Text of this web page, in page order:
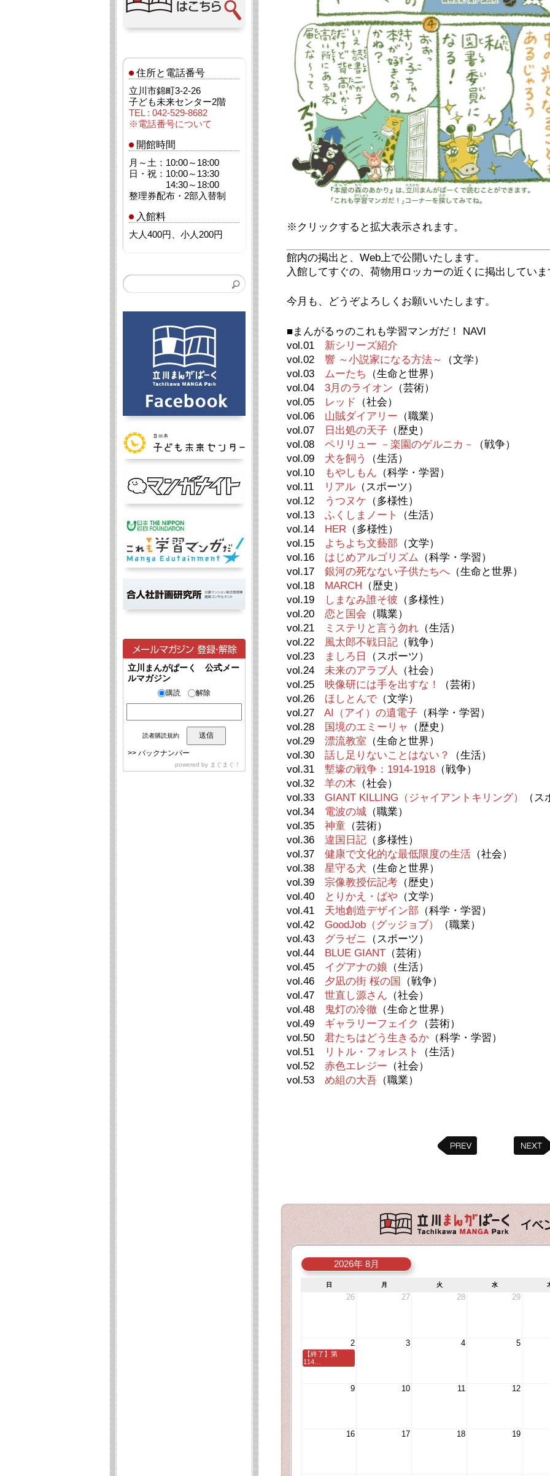
※クリックすると拡大表示されます。
館内の掲出と、Web上で公開いたします。
入館してすぐの、荷物用ロッカーの近くに掲出してい
今月も、どうぞよろしくお願いいたします。
■まんがるゥのこれも学習マンガだ！ NAVI
vol.01 新シリーズ紹介
vol.02 響 ～小説家になる方法～
（文学）
vol.03
ムーたち
（生命と世界）
vol.04 3月のライオン （芸術）
vol.05
レッド
（社会）
vol.06 山賊ダイアリー （職業）
vol.07
日出処の天子 （歴史）
vol.08 ペリリュー －楽園のゲルニカ－
（戦争）
vol.09 犬を飼う
（生活）
vol.10
もやしもん （科学・学習）
vol.11
リアル （スポーツ）
vol.12
うつヌケ （多様性）
vol.13 ふくしまノート
（生活）
vol.14 HER （多様性）
vol.15
よちよち文藝部 （文学）
vol.16 はじめアルゴリズム
（科学・学習）
vol.17 銀河の死なない子供たちへ （生命と世界）
vol.18 MARCH （歴史）
vol.19
しまなみ誰そ彼 （多様性）
vol.20 恋と国会 （職業）
vol.21
ミステリと言う勿れ （生活）
vol.22
風太郎不戦日記 （戦争）
vol.23
ましろ日
（スポーツ）
vol.24 未来のアラブ人
（社会）
vol.25 映像研には手を出すな！
（芸術）
vol.26 ほしとんで （文学）
vol.27 AI（アイ）の遺電子 （科学・学習）
vol.28
国境のエミーリャ
（歴史）
vol.29 漂流教室 （生命と世界）
vol.30 話し足りないことはない？
（生活）
vol.31 塹壕の戦争：1914-1918 （戦争）
vol.32 羊の木 （社会）
vol.33 GIANT KILLING（ジャイアントキリング）
（
vol.34 電波の城 （職業）
vol.35 神童 （芸術）
vol.36 違国日記 （多様性）
vol.37 健康で文化的な最低限度の生活 （社会）
vol.38 星守る犬 （生命と世界）
vol.39 宗像教授伝記考 （歴史）
vol.40
とりかえ・ばや （文学）
vol.41 天地創造デザイン部 （科学・学習）
vol.42 GoodJob（グッジョブ）
（職業）
vol.43
グラゼニ
（スポーツ）
vol.44 BLUE GIANT （芸術）
vol.45 イグアナの娘 （生活）
vol.46 夕凪の街 桜の国
（戦争）
vol.47 世直し源さん （社会）
vol.48
鬼灯の冷徹 （生命と世界）
vol.49 ギャラリーフェイク
（芸術）
vol.50 君たちはどう生きるか （科学・学習）
vol.51
リトル・フォレスト
（生活）
vol.52 赤色エレジー （社会）
vol.53 め組の大吾 （職業）
2026年 8月
【終了】第
114…
日 月 火 水
26 27 28 29
2 3 4 5
9 10 11 12
16 17 18 19
住所と電話番号
立川市錦町3-2-26
子ども未来センター2階
TEL : 042-529-8682
※電話番号について
開館時間
月～土：10:00～18:00
日・祝：10:00～13:30
14:30～18:00
整理券配布・2部入替制
入館料
大人400円、小人200円
立川まんがぱーく 公式メー
ルマガジン
購読 解除
読者購読規約
>> バックナンバー
powered by まぐまぐ！